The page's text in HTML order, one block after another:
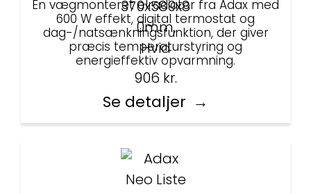
En vægmonteret elradiator fra Adax med
600 W effekt, digital termostat og
dag-/natsænkningsfunktion, der giver
præcis temperaturstyring og
energieffektiv opvarmning.
906 kr.
Se detaljer